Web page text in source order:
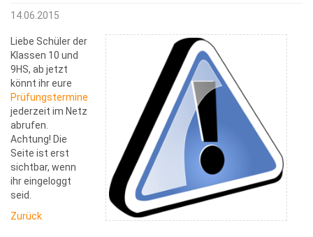
14.06.2015
Liebe Schüler der
Klassen 10 und
9HS, ab jetzt
könnt ihr eure
Prüfungstermine
jederzeit im Netz
abrufen.
Achtung! Die
Seite ist erst
sichtbar, wenn
ihr eingeloggt
seid.
Zurück